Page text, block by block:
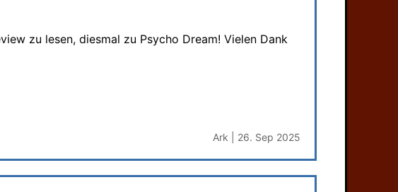
zu lesen, diesmal zu Psycho Dream! Vielen Dank
Ark | 26. Sep 2025